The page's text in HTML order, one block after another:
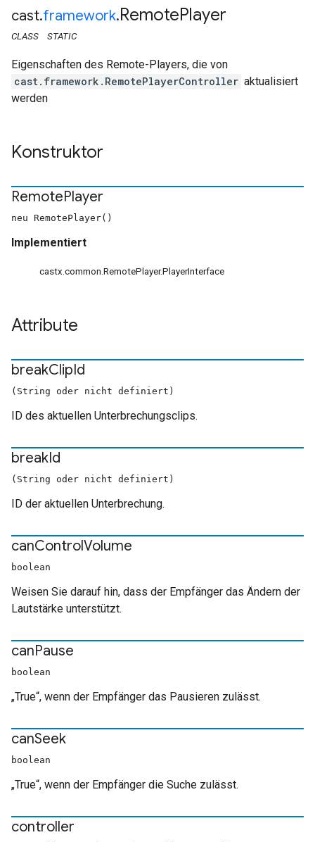
cast.framework.RemotePlayer
CLASS STATIC
Eigenschaften des Remote-Players, die von
cast.framework.RemotePlayerController aktualisiert
werden
Konstruktor
RemotePlayer
neu RemotePlayer()
Implementiert
castx.common.RemotePlayer.PlayerInterface
Attribute
breakClipId
(String oder nicht definiert)
ID des aktuellen Unterbrechungsclips.
breakId
(String oder nicht definiert)
ID der aktuellen Unterbrechung.
canControlVolume
boolean
Weisen Sie darauf hin, dass der Empfänger das Ändern der
Lautstärke unterstützt.
canPause
boolean
„True“, wenn der Empfänger das Pausieren zulässt.
canSeek
boolean
„True“, wenn der Empfänger die Suche zulässt.
controller